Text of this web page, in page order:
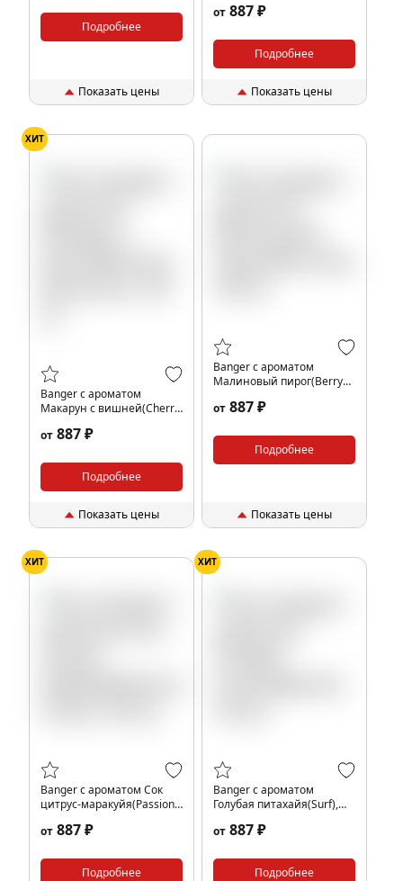
Подробнее
Показать цены
от 887 ₽
Подробнее
Показать цены
ХИТ
Banger с ароматом
Макарун с вишней(Cherry
от 887 ₽
Подробнее
Показать цены
Banger с ароматом
Малиновый пирог(Berry
от 887 ₽
Подробнее
Показать цены
ХИТ
Banger с ароматом Сок
цитрус-маракуйя(Passion
от 887 ₽
Подробнее
ХИТ
Banger с ароматом
Голубая питахайя(Surf),
от 887 ₽
Подробнее